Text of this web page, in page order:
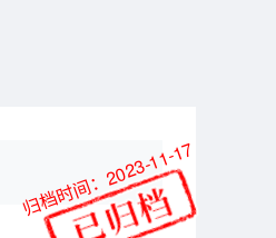
归档时间：2023-11-17